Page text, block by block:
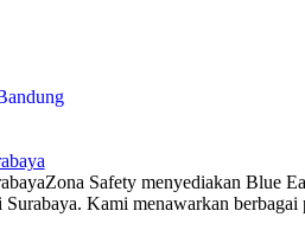
Safety menyediakan Blue
Kami menawarkan berbagai